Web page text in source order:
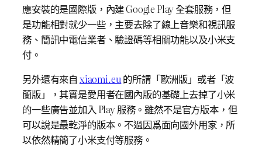
應安裝的是國際版，內建 Google Play 全套服務，但
是功能相對就少一些，主要去除了線上音樂和視訊服
務、簡訊中電信業者、驗證碼等相關功能以及小米支
付。
另外還有來自 xiaomi.eu的所謂「歐洲版」或者「波
蘭版」，其實是愛用者在國內版的基礎上去掉了小米
的一些廣告並加入 Play 服務。雖然不是官方版本，但
可以說是最乾淨的版本。不過因爲面向國外用家，所
以依然精簡了小米支付等服務。